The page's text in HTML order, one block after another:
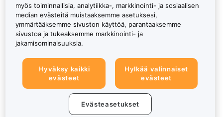
myös toiminnallisia, analytiikka-, markkinointi- ja sosiaalisen
median evästeitä muistaaksemme asetuksesi,
ymmärtääksemme sivuston käyttöä, parantaaksemme
sivustoa ja tukeaksemme markkinointi- ja
jakamisominaisuuksia.
Hyväksy kaikki
evästeet
Hylkää valinnaiset
evästeet
Evästeasetukset